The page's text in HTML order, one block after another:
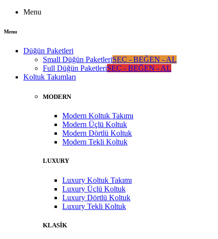
Menu
Menu
Düğün Paketleri
Small Düğün PaketleriSEÇ - BEĞEN - AL
Full Düğün PaketleriSEÇ - BEĞEN - AL
Koltuk Takımları
MODERN
Modern Koltuk Takımı
Modern Üçlü Koltuk
Modern Dörtlü Koltuk
Modern Tekli Koltuk
LUXURY
Luxury Koltuk Takımı
Luxury Üçlü Koltuk
Luxury Dörtlü Koltuk
Luxury Tekli Koltuk
KLASİK